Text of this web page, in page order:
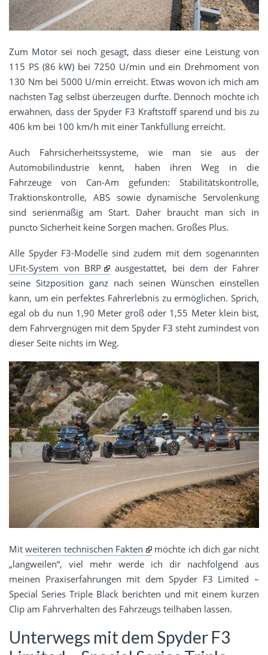
Zum Motor sei noch gesagt, dass dieser eine Leistung von
115 PS (86 kW) bei 7250 U/min und ein Drehmoment von
130 Nm bei 5000 U/min erreicht. Etwas wovon ich mich am
nächsten Tag selbst überzeugen durfte. Dennoch möchte ich
erwähnen, dass der Spyder F3 Kraftstoff sparend und bis zu
406 km bei 100 km/h mit einer Tankfüllung erreicht.
Auch Fahrsicherheitssysteme, wie man sie aus der
Automobilindustrie kennt, haben ihren Weg in die
Fahrzeuge von Can-Am gefunden: Stabilitätskontrolle,
Traktionskontrolle, ABS sowie dynamische Servolenkung
sind serienmäßig am Start. Daher braucht man sich in
puncto Sicherheit keine Sorgen machen. Großes Plus.
Alle Spyder F3-Modelle sind zudem mit dem sogenannten
UFit-System von BRP
ausgestattet, bei dem der Fahrer
seine Sitzposition ganz nach seinen Wünschen einstellen
kann, um ein perfektes Fahrerlebnis zu ermöglichen. Sprich,
egal ob du nun 1,90 Meter groß oder 1,55 Meter klein bist,
dem Fahrvergnügen mit dem Spyder F3 steht zumindest von
dieser Seite nichts im Weg.
Mitweiteren technischen Fakten
möchte ich dich gar nicht
„langweilen“, viel mehr werde ich dir nachfolgend aus
meinen Praxiserfahrungen mit dem Spyder F3 Limited –
Special Series Triple Black berichten und mit einem kurzen
Clip am Fahrverhalten des Fahrzeugs teilhaben lassen.
Unterwegs mit dem Spyder F3